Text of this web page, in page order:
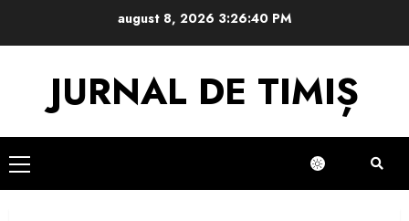
august 8, 2026 3:26:40 PM
JURNAL DE TIMIȘ
Primary
Menu